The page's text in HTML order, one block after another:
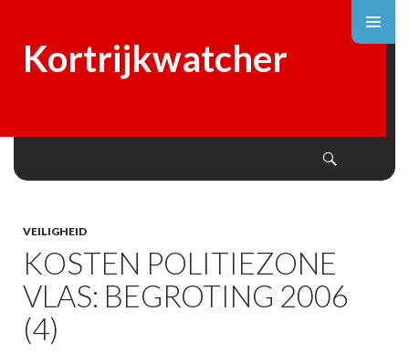
Kortrijkwatcher
VEILIGHEID
KOSTEN POLITIEZONE
VLAS: BEGROTING 2006
(4)